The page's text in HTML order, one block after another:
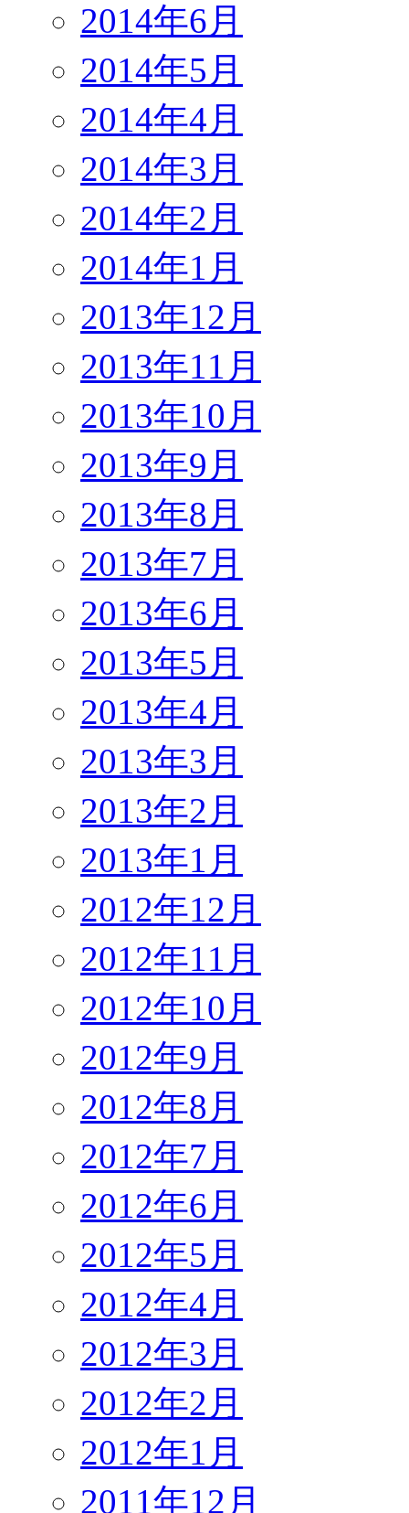
2014年6月
2014年5月
2014年4月
2014年3月
2014年2月
2014年1月
2013年12月
2013年11月
2013年10月
2013年9月
2013年8月
2013年7月
2013年6月
2013年5月
2013年4月
2013年3月
2013年2月
2013年1月
2012年12月
2012年11月
2012年10月
2012年9月
2012年8月
2012年7月
2012年6月
2012年5月
2012年4月
2012年3月
2012年2月
2012年1月
2011年12月